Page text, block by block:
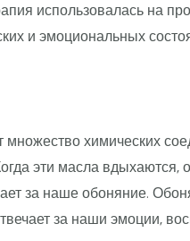
использовалась на
и эмоциональных
химических
эти масла вдыхаются,
за наше обоняние.
за наши эмоции,